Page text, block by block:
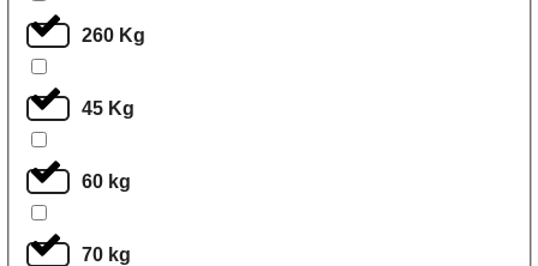
260 Kg
45 Kg
60 kg
70 kg